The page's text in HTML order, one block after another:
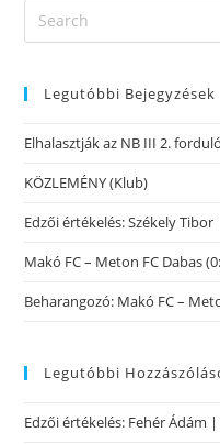
Legutóbbi Bejegyzések
Elhalasztják az NB III 2.
KÖZLEMÉNY (Klub)
Edzői értékelés: Székely Tibor
Makó FC – Meton FC Dabas
Beharangozó: Makó FC –
Legutóbbi
Edzői értékelés: Fehér Ádám |